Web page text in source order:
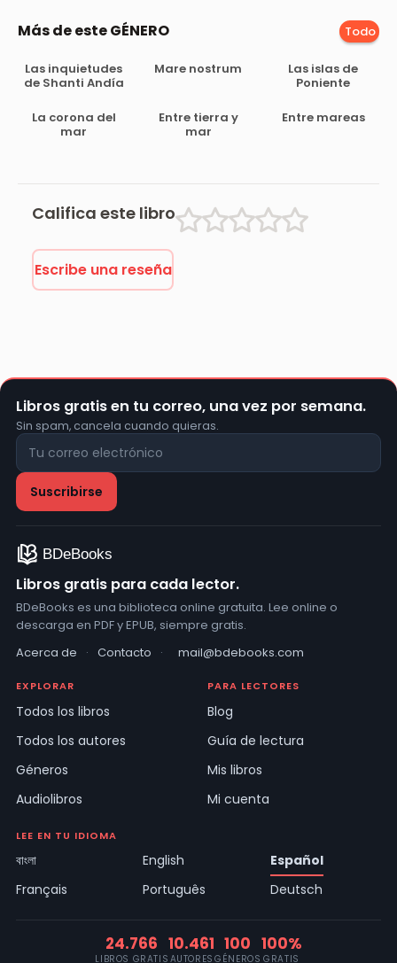
Más de este GÉNERO Todo
Las inquietudes
de Shanti Andía
Mare nostrum
Las islas de
Poniente
La corona del
mar
Entre tierra y
mar
Entre mareas
Califica este libro
Escribe una reseña
Libros gratis en tu correo, una vez por semana.
Sin spam, cancela cuando quieras.
Libros gratis para cada lector.
BDeBooks es una biblioteca online gratuita. Lee online o
descarga en PDF y EPUB, siempre gratis.
Acerca de
· Contacto · mail@bdebooks.com
EXPLORAR
Todos los libros
Todos los autores
Géneros
Audiolibros
PARA LECTORES
Blog
Guía de lectura
Mis libros
Mi cuenta
LEE EN TU IDIOMA
বাংলা English
Español
Français
Português Deutsch
24.766
LIBROS GRATIS
10.461
AUTORES
100
GÉNEROS
100%
GRATIS